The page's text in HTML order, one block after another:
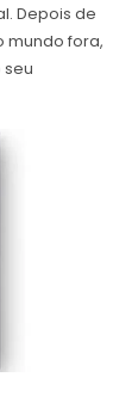
Depois de
mundo fora,